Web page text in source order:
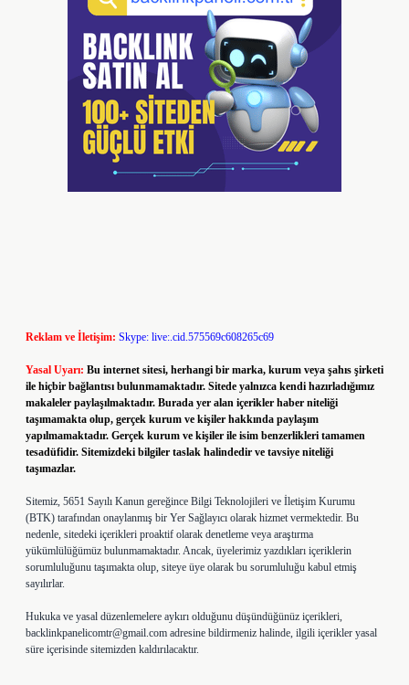
Reklam ve İletişim: Skype: live:.cid.575569c608265c69
Yasal Uyarı: Bu internet sitesi, herhangi bir marka, kurum veya şahıs şirketi
ile hiçbir bağlantısı bulunmamaktadır. Sitede yalnızca kendi hazırladığımız
makaleler paylaşılmaktadır. Burada yer alan içerikler haber niteliği
taşımamakta olup, gerçek kurum ve kişiler hakkında paylaşım
yapılmamaktadır. Gerçek kurum ve kişiler ile isim benzerlikleri tamamen
tesadüfidir. Sitemizdeki bilgiler taslak halindedir ve tavsiye niteliği
taşımazlar.
Sitemiz, 5651 Sayılı Kanun gereğince Bilgi Teknolojileri ve İletişim Kurumu
(BTK) tarafından onaylanmış bir Yer Sağlayıcı olarak hizmet vermektedir. Bu
nedenle, sitedeki içerikleri proaktif olarak denetleme veya araştırma
yükümlülüğümüz bulunmamaktadır. Ancak, üyelerimiz yazdıkları içeriklerin
sorumluluğunu taşımakta olup, siteye üye olarak bu sorumluluğu kabul etmiş
sayılırlar.
Hukuka ve yasal düzenlemelere aykırı olduğunu düşündüğünüz içerikleri,
backlinkpanelicomtr@gmail.com adresine bildirmeniz halinde, ilgili içerikler yasal
süre içerisinde sitemizden kaldırılacaktır.